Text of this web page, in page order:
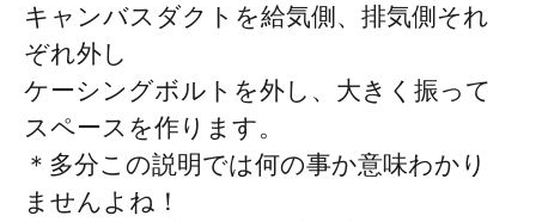
キャンバスダクトを給気側、排気側それ
ぞれ外し
ケーシングボルトを外し、大きく振って
スペースを作ります。
＊多分この説明では何の事か意味わかり
ませんよね！